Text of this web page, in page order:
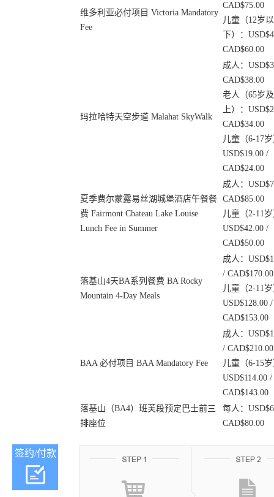
维多利亚必付项目 Victoria Mandatory
Fee
CAD$75.00
儿童（12岁以
下）：
CAD$60.00
玛拉哈特天空步道 Malahat SkyWalk
成人：
CAD$38.00
老人（65岁
上）：
CAD$34.00
儿童（6-17
USD$19.00 /
CAD$24.00
夏季费尔蒙露易丝湖城堡酒店午餐餐
费 Fairmont Chateau Lake Louise
Lunch Fee in Summer
成人：
CAD$85.00
儿童（2-11
USD$42.00 /
CAD$50.00
落基山4天BA系列餐费 BA Rocky
Mountain 4-Day Meals
成人：
/ CAD$170.00
儿童（2-11
USD$128.00 /
CAD$153.00
BAA 必付项目 BAA Mandatory Fee
成人：
/ CAD$210.00
儿童（6-15
USD$114.00 /
CAD$143.00
落基山（BA4）班芙段预定巴士前三
排座位
每人：
CAD$80.00
签约/付款